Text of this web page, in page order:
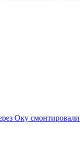
Оку смонтировали